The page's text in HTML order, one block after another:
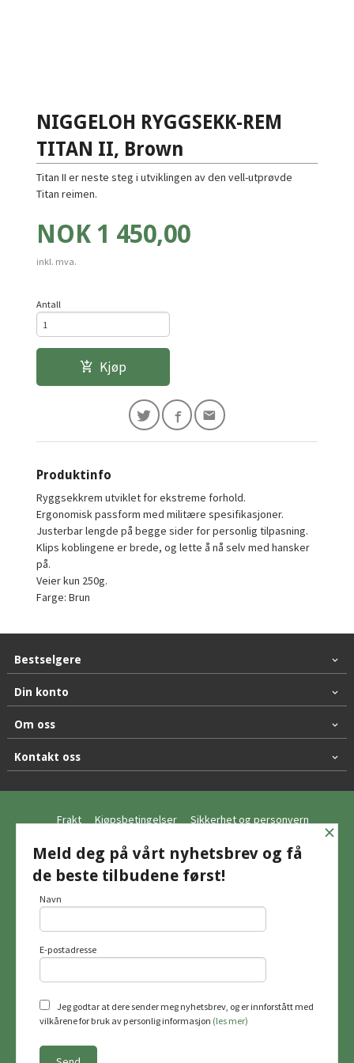
NIGGELOH RYGGSEKK-REM
TITAN II, Brown
Titan II er neste steg i utviklingen av den vell-utprøvde
Titan reimen.
Pris
NOK 1 450,00
inkl. mva.
Antall
Kjøp
Produktinfo
Ryggsekkrem utviklet for ekstreme forhold.
Ergonomisk passform med militære spesifikasjoner.
Justerbar lengde på begge sider for personlig tilpasning.
Klips koblingene er brede, og lette å nå selv med hansker
på.
Veier kun 250g.
Farge: Brun
Bestselgere
Din konto
Om oss
Kontakt oss
Frakt Kjøpsbetingelser Sikkerhet og personvern
Nyhetsbrev
© Hagemo Jakt og Friluft AS
Vår nettbutikk bruker cookies slik at du
hovedsaklig til å lagre
innloggingsdetaljer og huske hva du
bruke siden som normalt om du godtar
×
Meld deg på vårt nyhetsbrev og få
de beste tilbudene først!
Navn
E-postadresse
Jeg godtar at dere sender meg nyhetsbrev, og er innforstått med
vilkårene for bruk av personlig informasjon (les mer)